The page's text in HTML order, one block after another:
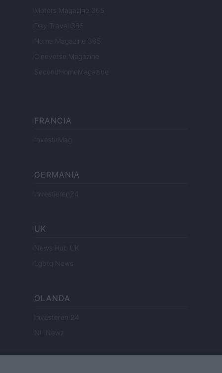
Motors Magazine 365
Day Travel 365
Home Magazine 365
Cineverse Magazine
SecondHomeMagazine
FRANCIA
InvestirMag
GERMANIA
Investieren24
UK
News Hub UK
Lgbtq News
OLANDA
Investeren 24
NL Newz